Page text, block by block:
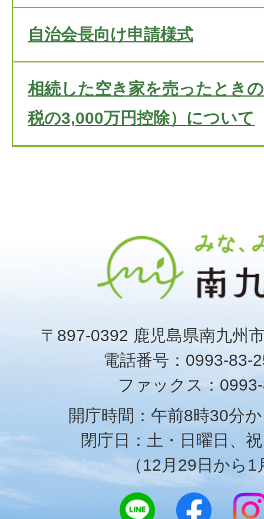
自治会長向け申請様式
相続した空き家を売ったとき
税の3,000万円控除）について
〒897-0392 鹿児島県南九州
電話番号：0993-83-
ファックス：
開庁時間：午前8時30分
閉庁日：土・日曜日、
（12月29日から1